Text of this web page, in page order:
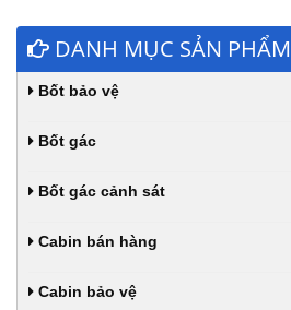
DANH MỤC SẢN PHẨM
Bốt bảo vệ
Bốt gác
Bốt gác cảnh sát
Cabin bán hàng
Cabin bảo vệ